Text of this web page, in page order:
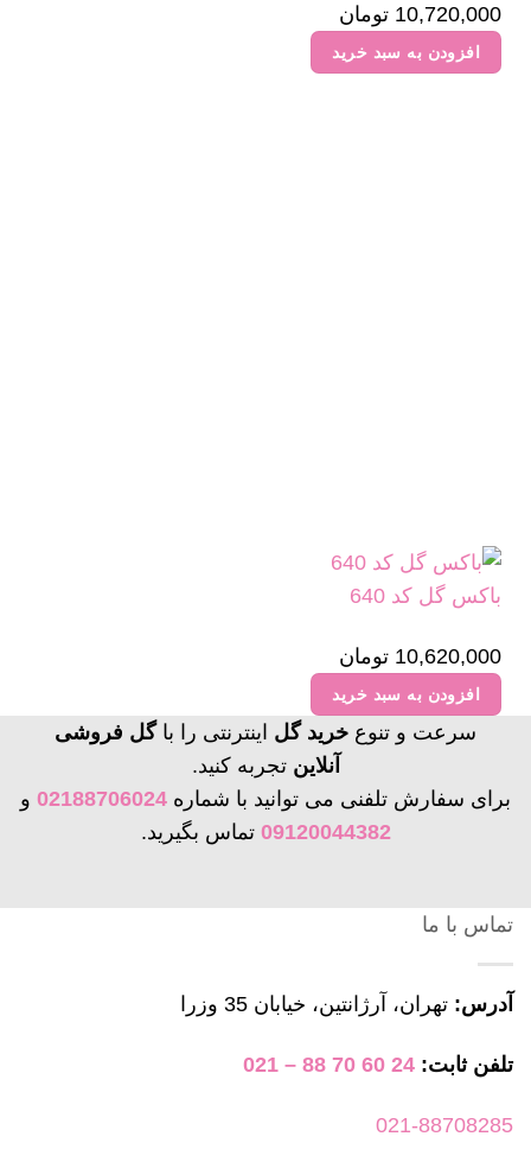
10,720,000 تومان
افزودن به سبد خرید
باکس گل کد 640
10,620,000 تومان
افزودن به سبد خرید
سرعت و تنوع خرید گل اینترنتی را باگل فروشی
آنلاین تجربه کنید.
برای سفارش تلفنی می توانید با شماره 02188706024 و
09120044382 تماس بگیرید.
تماس با ما
آدرس: تهران، آرژانتین، خیابان 35 وزرا
تلفن ثابت: 24 60 70 88 – 021
021-88708285